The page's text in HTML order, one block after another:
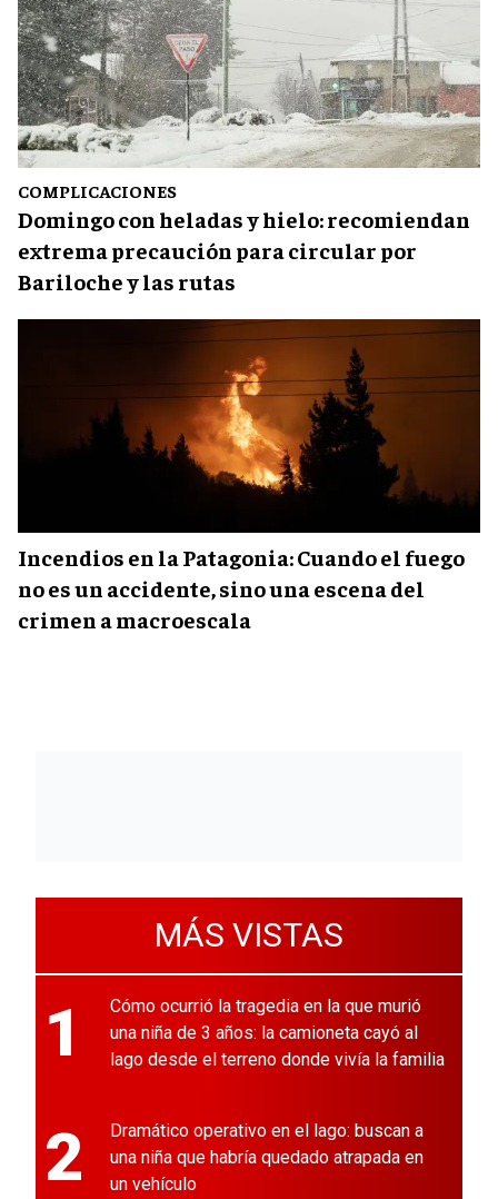
COMPLICACIONES
Domingo con heladas y hielo: recomiendan
extrema precaución para circular por
Bariloche y las rutas
Incendios en la Patagonia: Cuando el fuego
no es un accidente, sino una escena del
crimen a macroescala
MÁS VISTAS
1
Cómo ocurrió la tragedia en la que murió
una niña de 3 años: la camioneta cayó al
lago desde el terreno donde vivía la familia
2
Dramático operativo en el lago: buscan a
una niña que habría quedado atrapada en
un vehículo